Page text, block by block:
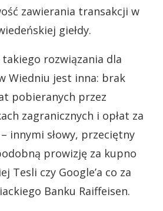
zawierania transakcji w
giełdy.
takiego rozwiązania dla
Wiedniu jest inna: brak
pobieranych przez
zagranicznych i opłat za
innymi słowy, przeciętny
prowizję za kupno
Tesli czy Google’a co za
Banku Raiffeisen.